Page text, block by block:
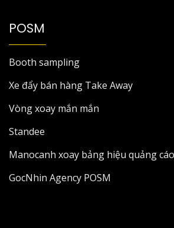
POSM
Booth sampling
Xe đẩy bán hàng Take Away
Vòng xoay mắn mắn
Standee
Manocanh xoay bảng hiệu quảng cáo
GocNhin Agency POSM